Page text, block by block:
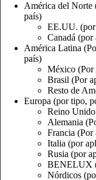
América del Norte
país)
EE.UU.
Canadá
América Latina
país)
México
Brasil (Por
Resto de
Europa (por tipo,
Reino
Alemania
Francia (Por
Italia (por
Rusia (por
BENELUX
Nórdicos